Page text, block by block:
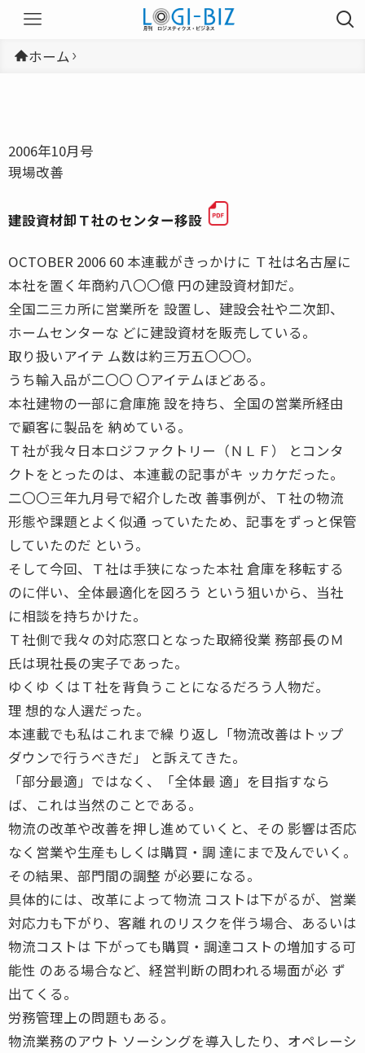
ホーム
2006年10月号
現場改善
建設資材卸Ｔ社のセンター移設
OCTOBER 2006 60 本連載がきっかけに Ｔ社は名古屋に
本社を置く年商約八〇〇億 円の建設資材卸だ。
全国二三カ所に営業所を 設置し、建設会社や二次卸、
ホームセンターな どに建設資材を販売している。
取り扱いアイテ ム数は約三万五〇〇〇。
うち輸入品が二〇〇 〇アイテムほどある。
本社建物の一部に倉庫施 設を持ち、全国の営業所経由
で顧客に製品を 納めている。
Ｔ社が我々日本ロジファクトリー（ＮＬＦ） とコンタ
クトをとったのは、本連載の記事がキ ッカケだった。
二〇〇三年九月号で紹介した改 善事例が、Ｔ社の物流
形態や課題とよく似通 っていたため、記事をずっと保管
していたのだ という。
そして今回、Ｔ社は手狭になった本社 倉庫を移転する
のに伴い、全体最適化を図ろう という狙いから、当社
に相談を持ちかけた。
Ｔ社側で我々の対応窓口となった取締役業 務部長のＭ
氏は現社長の実子であった。
ゆくゆ くはＴ社を背負うことになるだろう人物だ。
理 想的な人選だった。
本連載でも私はこれまで繰 り返し「物流改善はトップ
ダウンで行うべきだ」 と訴えてきた。
「部分最適」ではなく、「全体最 適」を目指すなら
ば、これは当然のことである。
物流の改革や改善を押し進めていくと、その 影響は否応
なく営業や生産もしくは購買・調 達にまで及んでいく。
その結果、部門間の調整 が必要になる。
具体的には、改革によって物流 コストは下がるが、営業
対応力も下がり、客離 れのリスクを伴う場合、あるいは
物流コストは 下がっても購買・調達コストの増加する可
能性 のある場合など、経営判断の問われる場面が必 ず
出てくる。
労務管理上の問題もある。
物流業務のアウト ソーシングを導入したり、オペレーシ